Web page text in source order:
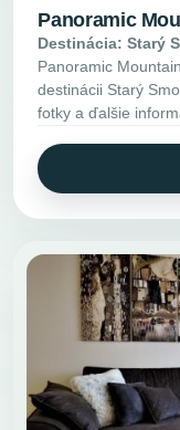
Panoramic
Destinácia: Starý
Panoramic
destinácii Starý
fotky a ďalšie